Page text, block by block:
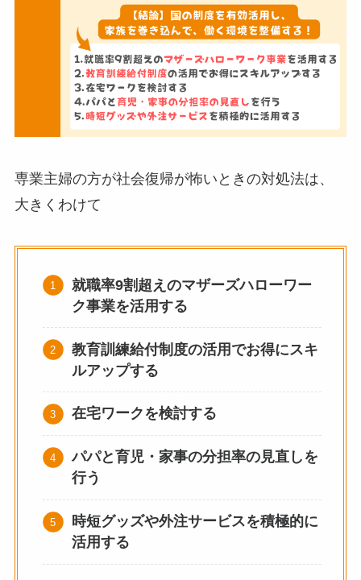
専業主婦の方が社会復帰が怖いときの対処法は、
大きくわけて
就職率9割超えのマザーズハローワー
ク事業を活用する
教育訓練給付制度の活用でお得にスキ
ルアップする
在宅ワークを検討する
パパと育児・家事の分担率の見直しを
行う
時短グッズや外注サービスを積極的に
活用する